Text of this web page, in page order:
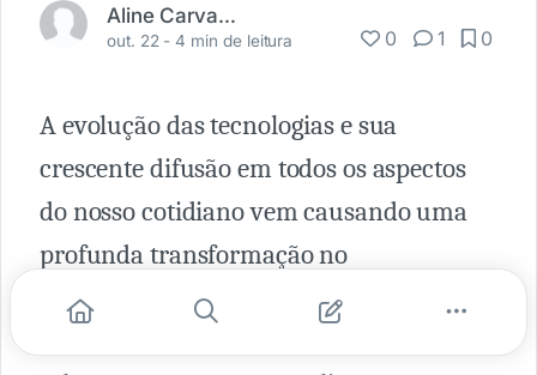
Aline Carvalho Bassoi
out. 22 -4 min de leitura 0 1 0
A evolução das tecnologias e sua
crescente difusão em todos os aspectos
do nosso cotidiano vem causando uma
profunda transformação no
comportamento do consumidor gerando